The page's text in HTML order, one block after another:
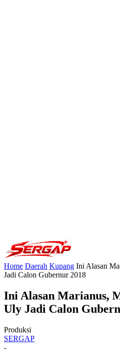
Home Daerah Kupang Ini Alasan
Jadi Calon Gubernur 2018
Ini Alasan Marianus,
Uly Jadi Calon
Produksi
SERGAP
-